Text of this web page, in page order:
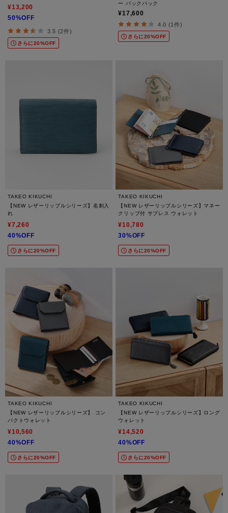
¥13,200
50%OFF
3.5 (2件)
さらに20%OFF
ー バックパック
¥17,600
4.0 (1件)
さらに20%OFF
TAKEO KIKUCHI
【NEW レザーリップルシリーズ】名刺入
れ
¥7,260
40%OFF
さらに20%OFF
TAKEO KIKUCHI
【NEW レザーリップルシリーズ】マネー
クリップ付 サプレス ウォレット
¥10,780
30%OFF
さらに20%OFF
TAKEO KIKUCHI
【NEW レザーリップルシリーズ】 コン
パクトウォレット
¥10,560
40%OFF
さらに20%OFF
TAKEO KIKUCHI
【NEW レザーリップルシリーズ】ロング
ウォレット
¥14,520
40%OFF
さらに20%OFF